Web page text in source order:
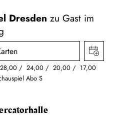
Dresden zu Gast im
28,00 24,00 20,00
17,00
Abo S